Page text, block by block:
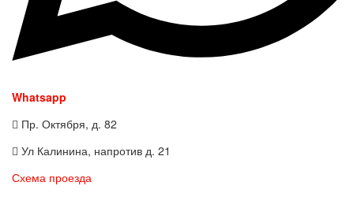
Whatsapp
Пр. Октября, д. 82
Ул Калинина, напротив д. 21
Схема проезда